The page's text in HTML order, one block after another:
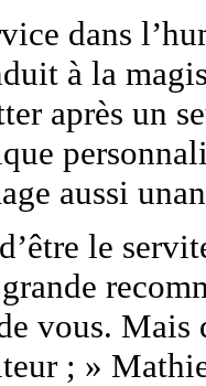
dans
à la
après un
aussi
le
vous.
; »